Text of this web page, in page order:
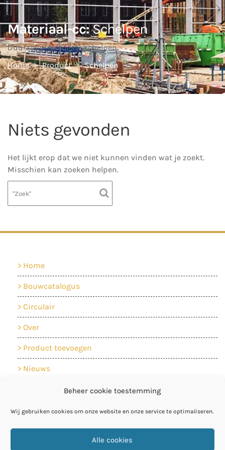
Beheer cookie toestemming
Wij gebruiken cookies om onze website en onze service te optimaliseren.
Alle cookies
Materiaal-cc:Schelpen
Duurzaam geoogste schelpen.
Home
Product Schelpen
Niets gevonden
Het lijkt erop dat we niet kunnen vinden wat je zoekt.
Misschien kan zoeken helpen.
Home
Bouwcatalogus
Circulair
Over
Product toevoegen
Nieuws
Cookiebeleid
Privacyverklaring